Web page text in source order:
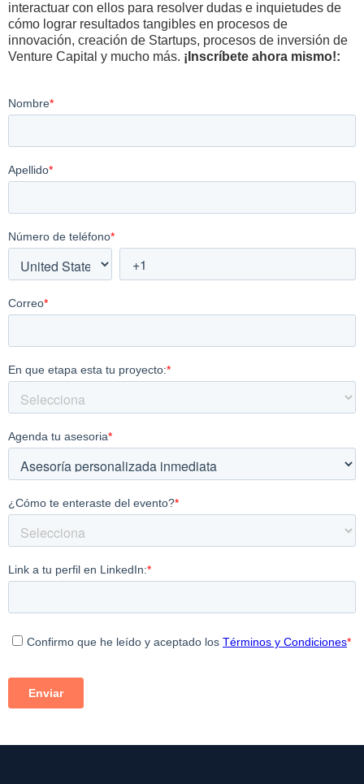
interactuar con ellos para resolver dudas e inquietudes de
cómo lograr resultados tangibles en procesos de
innovación, creación de Startups, procesos de inversión de
Venture Capital y mucho más. ¡Inscríbete ahora mismo!: